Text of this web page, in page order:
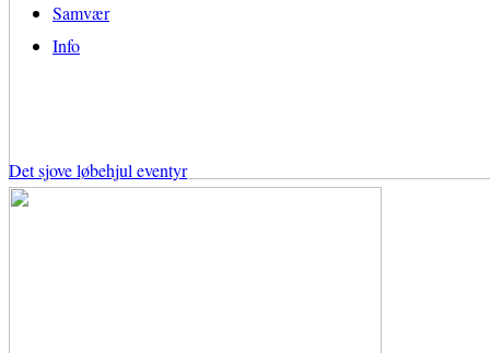
Samvær
Info
Det sjove løbehjul eventyr